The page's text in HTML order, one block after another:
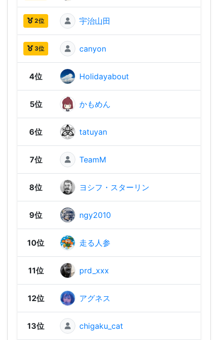
2位 宇治山田
3位 canyon
4位 Holidayabout
5位 かもめん
6位 tatuyan
7位 TeamM
8位 ヨシフ・スターリン
9位 ngy2010
10位 走る人参
11位 prd_xxx
12位 アグネス
13位 chigaku_cat